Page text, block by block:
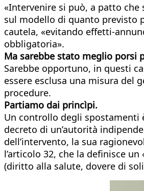
«Intervenire si può, a patto che
sul modello di quanto previsto
cautela, «evitando effetti-
obbligatoria».
Ma sarebbe stato meglio porsi
Sarebbe opportuno, in questi
essere esclusa una misura del
procedure.
Partiamo dai princìpi.
Un controllo degli spostamenti
decreto di un’autorità
dell’intervento, la sua
l’articolo 32, che la definisce
(diritto alla salute, dovere di